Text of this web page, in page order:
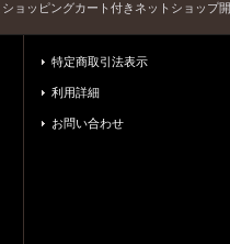
ョッピングカート付きネットショップ
特定商取引法表示
利用詳細
お問い合わせ